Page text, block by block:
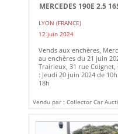
MERCEDES 190E 2.5
LYON (FRANCE)
12 juin 2024
Vends aux enchères,
au enchères du 21 juin
Trairieux, 31 rue
: Jeudi 20 juin 2024 de
18h
Vendu par : Collector Car